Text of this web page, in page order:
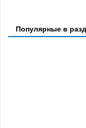
Популярные в